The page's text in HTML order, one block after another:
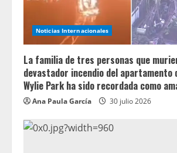
Noticias Internacionales
La familia de tres personas que
devastador incendio del apartamento
Wylie Park ha sido recordada como
Ana Paula García 30 julio 2026